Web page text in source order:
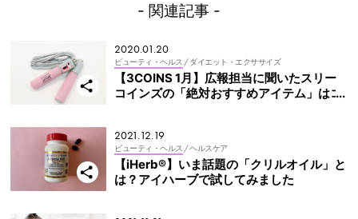
- 関連記事 -
2020.01.20
ビューティ・ヘルス / ダイエット・エクササイズ
【3COINS 1月】広報担当に聞いたスリー
コインズの「絶対おすすめアイテム」はコ
2021.12.19
ビューティ・ヘルス / ヘルスケア
【iHerb®】いま話題の「クリルオイル」と
は？アイハーブで試してみました